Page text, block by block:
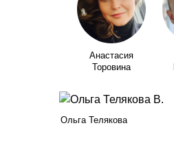
Анастасия
Торовина
Ольга Телякова